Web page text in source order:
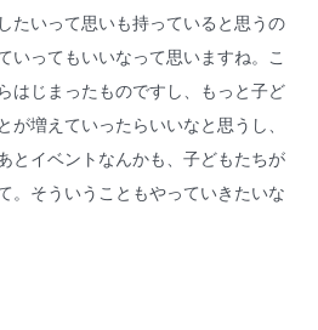
たいって思いも持っていると思うの
いってもいいなって思いますね。こ
はじまったものですし、もっと子ど
が増えていったらいいなと思うし、
とイベントなんかも、子どもたちが
。そういうこともやっていきたいな